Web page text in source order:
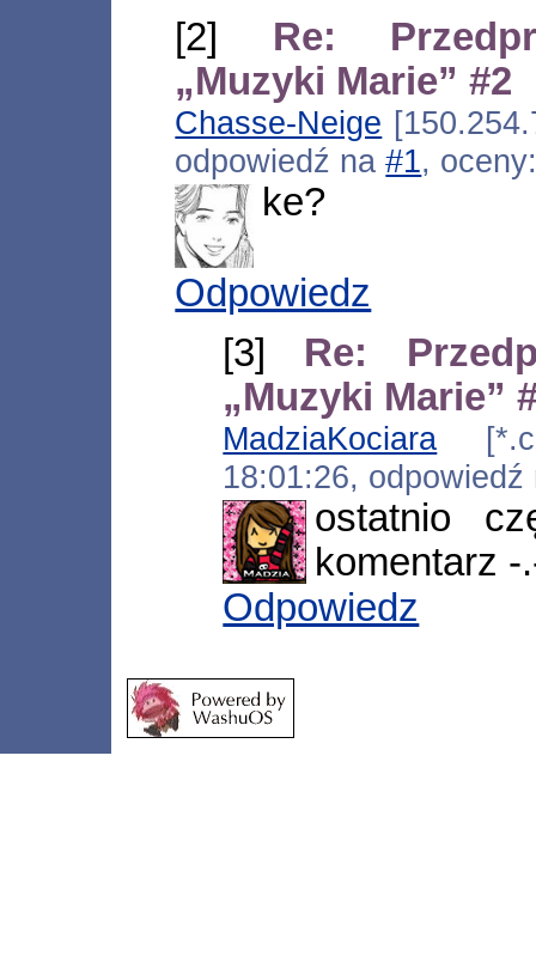
[2] Re:
„Muzyki Marie” #2
Chasse-Neige
odpowiedź na#1,
ke?
Odpowiedz
[3] Re:
„Muzyki Marie”
MadziaKociara
18:01:26,
ostatnio
komentarz -
Odpowiedz